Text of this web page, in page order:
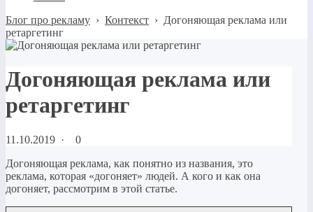
Блог про рекламу › Контекст › Догоняющая реклама или
ретаргетинг
Догоняющая реклама или
ретаргетинг
11.10.2019 ·
0
Догоняющая реклама, как понятно из названия, это
реклама, которая «догоняет» людей. А кого и как она
догоняет, рассмотрим в этой статье.